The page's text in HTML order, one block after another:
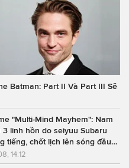
Batman: Part II Và Part III Sẽ
"Multi-Mind Mayhem": Nam
linh hồn do seiyuu Subaru
tiếng, chốt lịch lên sóng đầu
14:12